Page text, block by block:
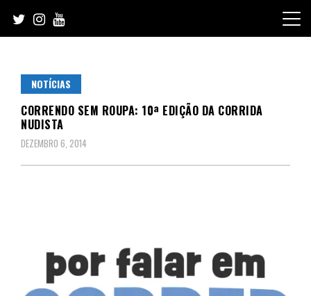
content
NOTÍCIAS
CORRENDO SEM ROUPA: 10ª EDIÇÃO DA CORRIDA
NUDISTA
DEZEMBRO 6, 2014